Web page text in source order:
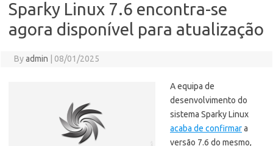
Sparky Linux 7.6 encontra-se
agora disponível para atualização
Byadmin 08/01/2025
A equipa de
desenvolvimento do
sistema Sparky Linux
acaba de confirmara
versão 7.6 do mesmo,